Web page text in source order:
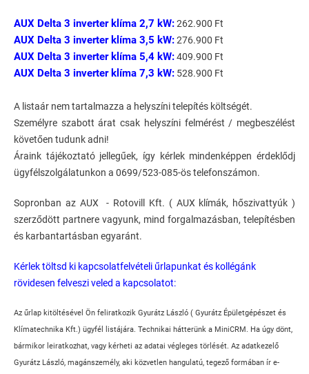
AUX Delta 3 inverter klíma 2,7 kW:262.900 Ft
AUX Delta 3 inverter klíma 3,5 kW:276.900 Ft
AUX Delta 3 inverter klíma 5,4 kW:409.900 Ft
AUX Delta 3 inverter klíma 7,3 kW: 528.900 Ft
A listaár nem tartalmazza a helyszíni telepítés költségét.
Személyre szabott árat csak helyszíni felmérést / megbeszélést
követően tudunk adni!
Áraink tájékoztató jellegűek, így kérlek mindenképpen érdeklődj
ügyfélszolgálatunkon a 0699/523-085-ös telefonszámon.
Sopronban az AUX - Rotovill Kft. ( AUX klímák, hőszivattyúk )
szerződött partnere vagyunk, mind forgalmazásban, telepítésben
és karbantartásban egyaránt.
Kérlek töltsd ki kapcsolatfelvételi űrlapunkat és kollégánk
rövidesen felveszi veled a kapcsolatot:
Az űrlap kitöltésével Ön feliratkozik Gyurátz László ( Gyurátz Épületgépészet és
Klímatechnika Kft.) ügyfél listájára. Technikai hátterünk a MiniCRM. Ha úgy dönt,
bármikor leiratkozhat, vagy kérheti az adatai végleges törlését. Az adatkezelő
Gyurátz László, magánszemély, aki közvetlen hangulatú, tegező formában ír e-